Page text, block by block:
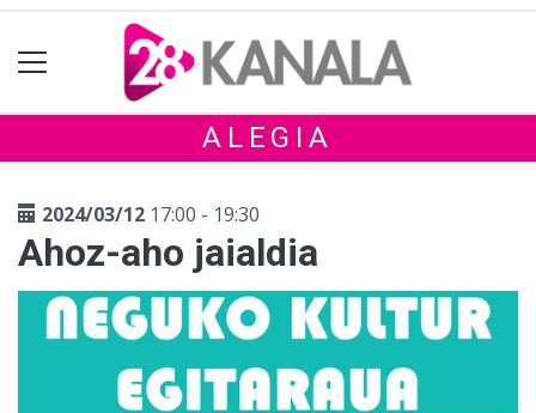
ALEGIA
2024/03/12 17:00 - 19:30
Ahoz-aho jaialdia